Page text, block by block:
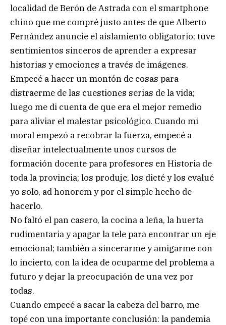
localidad de Berón de Astrada con el smartphone
chino que me compré justo antes de que Alberto
Fernández anuncie el aislamiento obligatorio; tuve
sentimientos sinceros de aprender a expresar
historias y emociones a través de imágenes.
Empecé a hacer un montón de cosas para
distraerme de las cuestiones serias de la vida;
luego me di cuenta de que era el mejor remedio
para aliviar el malestar psicológico. Cuando mi
moral empezó a recobrar la fuerza, empecé a
diseñar intelectualmente unos cursos de
formación docente para profesores en Historia de
toda la provincia; los produje, los dicté y los evalué
yo solo, ad honorem y por el simple hecho de
hacerlo.
No faltó el pan casero, la cocina a leña, la huerta
rudimentaria y apagar la tele para encontrar un eje
emocional; también a sincerarme y amigarme con
lo incierto, con la idea de ocuparme del problema a
futuro y dejar la preocupación de una vez por
todas.
Cuando empecé a sacar la cabeza del barro, me
topé con una importante conclusión: la pandemia